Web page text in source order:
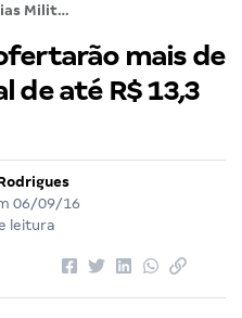
Polícias Militares ofertarão mais de 17 mil vagas. Inicial de até R$ 13,3 mil!
mais de
de até R$ 13,3
06/09/16
leitura